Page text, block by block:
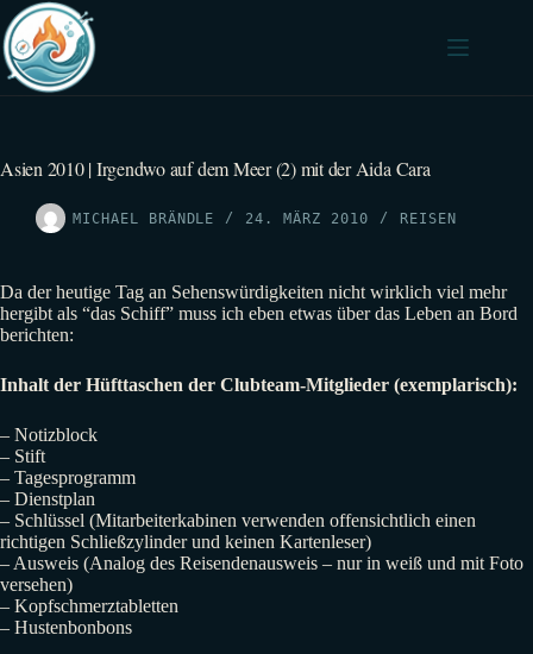
Zum
Inhalt
springen
Asien 2010 | Irgendwo auf dem Meer (2) mit der Aida Cara
MICHAEL BRÄNDLE 24. MÄRZ 2010 REISEN
Da der heutige Tag an Sehenswürdigkeiten nicht wirklich viel mehr
hergibt als “das Schiff” muss ich eben etwas über das Leben an Bord
berichten:
Inhalt der Hüfttaschen der Clubteam-Mitglieder (exemplarisch):
– Notizblock
– Stift
– Tagesprogramm
– Dienstplan
– Schlüssel (Mitarbeiterkabinen verwenden offensichtlich einen
richtigen Schließzylinder und keinen Kartenleser)
– Ausweis (Analog des Reisendenausweis – nur in weiß und mit Foto
versehen)
– Kopfschmerztabletten
– Hustenbonbons